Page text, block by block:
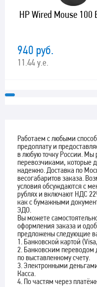
HP Wired Mouse 100
940 руб.
11.44 у.е.
Работаем с любыми
предоплату и
в любую точку России.
перевозчиками, которые
надежно. Доставка по
весогабаритов заказа.
условия обсуждаются с
рублях и включают НДС
как с бумажными
ЭДО.
Вы можете
оформления заказа и
предложены следующие
1. Банковской картой
2. Банковским
по выставленному счету.
3. Электронными
Касса.
4. По частям через